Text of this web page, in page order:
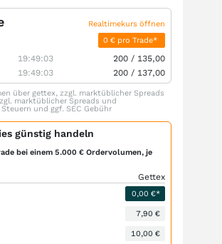
Realtimekurs öffnen
0 € pro Trade*
19:49:03 200 / 135,00
19:49:03 200 / 137,00
über gettex, zzgl. marktüblicher Spreads
marktüblicher Spreads und
und ggf. SEC Gebühr
günstig handeln
bei einem 5.000 € Ordervolumen, je
Gettex
0,00 €*
7,90 €
10,00 €